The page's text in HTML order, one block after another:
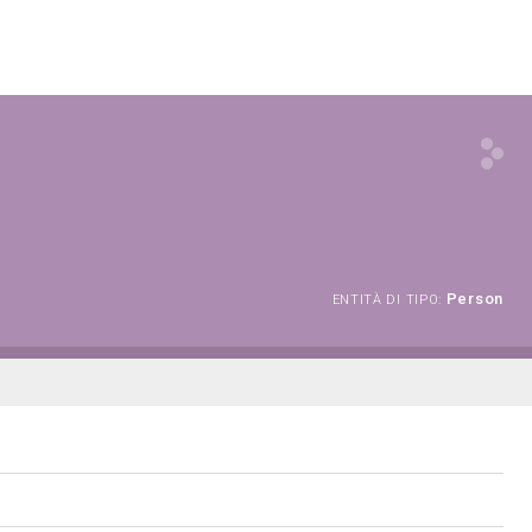
ENTITÀ DI TIPO: Person